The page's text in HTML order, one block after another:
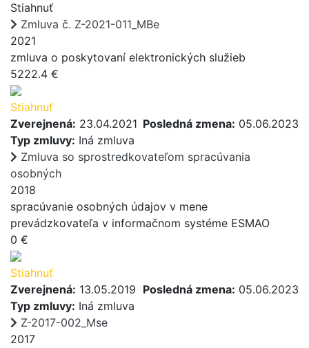
Stiahnuť
Zmluva č. Z-2021-011_MBe
2021
zmluva o poskytovaní elektronických služieb
5222.4 €
Stiahnuť
Zverejnená: 23.04.2021 Posledná zmena: 05.06.2023
Typ zmluvy: Iná zmluva
Zmluva so sprostredkovateľom spracúvania
osobných
2018
spracúvanie osobných údajov v mene
prevádzkovateľa v informačnom systéme ESMAO
0 €
Stiahnuť
Zverejnená: 13.05.2019 Posledná zmena: 05.06.2023
Typ zmluvy: Iná zmluva
Z-2017-002_Mse
2017